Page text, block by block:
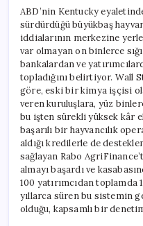
ABD’nin Kentucky
sürdürdüğü büyükbaş
iddialarının merkezine
var olmayan on binlerce
bankalardan ve
topladığını belirtiyor. Wall
göre, eski bir kimya işçisi
veren kuruluşlara, yüz
bu işten sürekli yüksek kâr
başarılı bir hayvancılık
aldığı kredilerle de
sağlayan Rabo
almayı başardı ve
100 yatırımcıdan toplamda
yıllarca süren bu sistemin
olduğu, kapsamlı bir